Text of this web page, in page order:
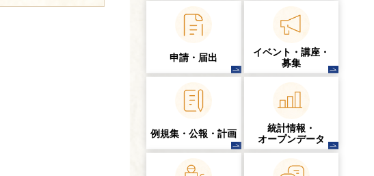
申請・届出
イベント・講座・
募集
例規集・公報・計画
統計情報・
オープンデータ